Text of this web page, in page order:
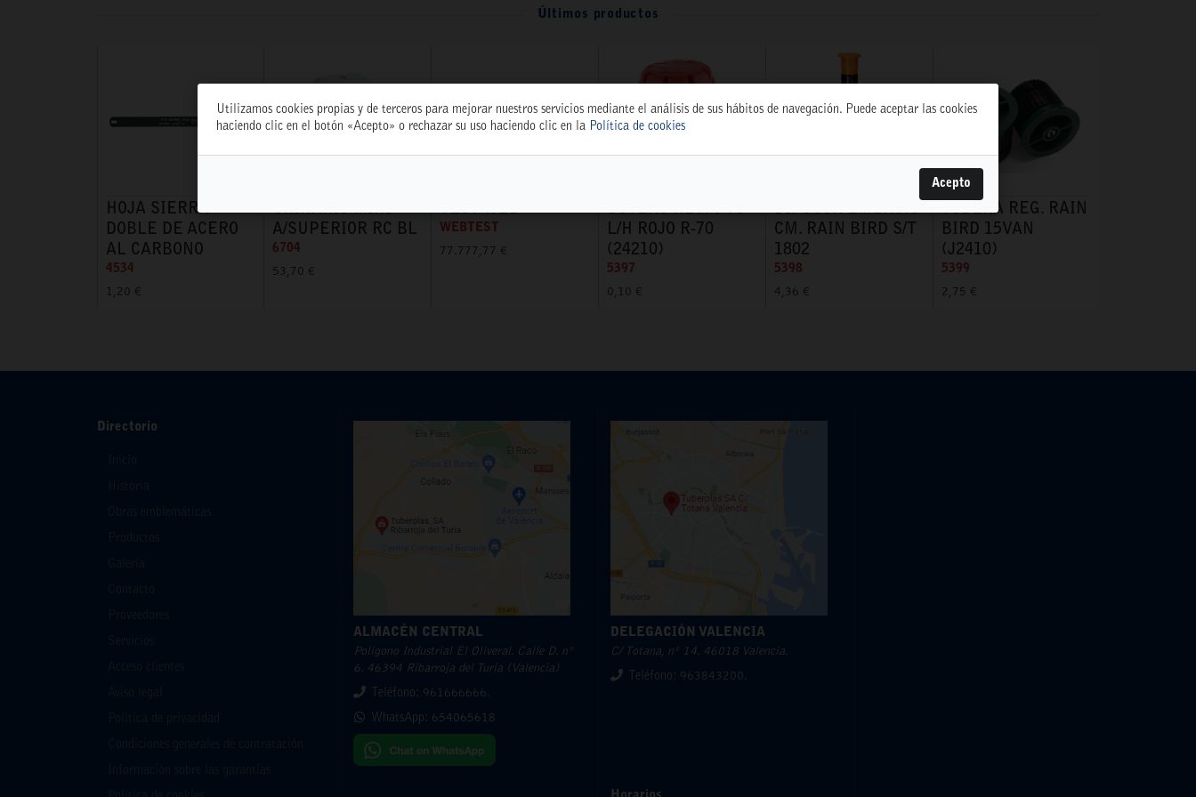
Últimos productos
HOJA SIERRA
DOBLE DE ACERO
AL CARBONO
4534
1,20 €
URINARIO MINI
A/SUPERIOR RC BL
6704
53,70 €
TEST WEB
WEBTEST
77.777,77 €
GOTERO REG. 0-70
L/H ROJO R-70
(24210)
5397
0,10 €
DIFUSOR EMERG. 5
CM. RAIN BIRD S/T
1802
5398
4,36 €
TOBERA REG. RAIN
BIRD 15VAN
(J2410)
5399
2,75 €
Directorio
ALMACÉN CENTRAL
Polígono Industrial El Oliveral. Calle D. nº
6. 46394 Ribarroja del Turia (Valencia)
Teléfono: 961666666.
WhatsApp: 654065618
DELEGACIÓN VALENCIA
C/ Totana, nº 14. 46018 Valencia.
Teléfono: 963843200.
Utilizamos cookies propias y de terceros para mejorar nuestros servicios mediante el análisis de sus hábitos de navegación. Puede aceptar las cookies
haciendo clic en el botón «Acepto» o rechazar su uso haciendo clic en la Política de cookies
Acepto